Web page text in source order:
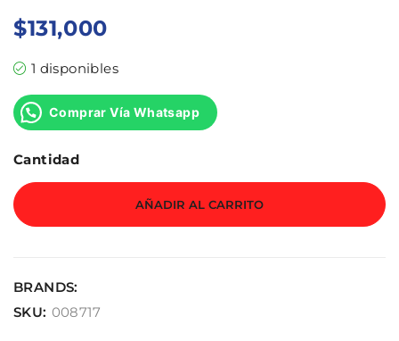
$131,000
1 disponibles
Comprar Vía Whatsapp
Cantidad
AÑADIR AL CARRITO
BRANDS:
SKU: 008717